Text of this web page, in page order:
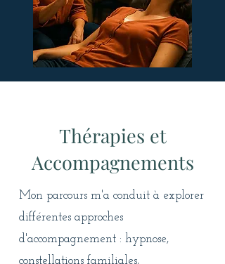
Thérapies et
Accompagnements
Mon parcours m'a conduit à explorer
différentes approches
d'accompagnement : hypnose,
constellations familiales,